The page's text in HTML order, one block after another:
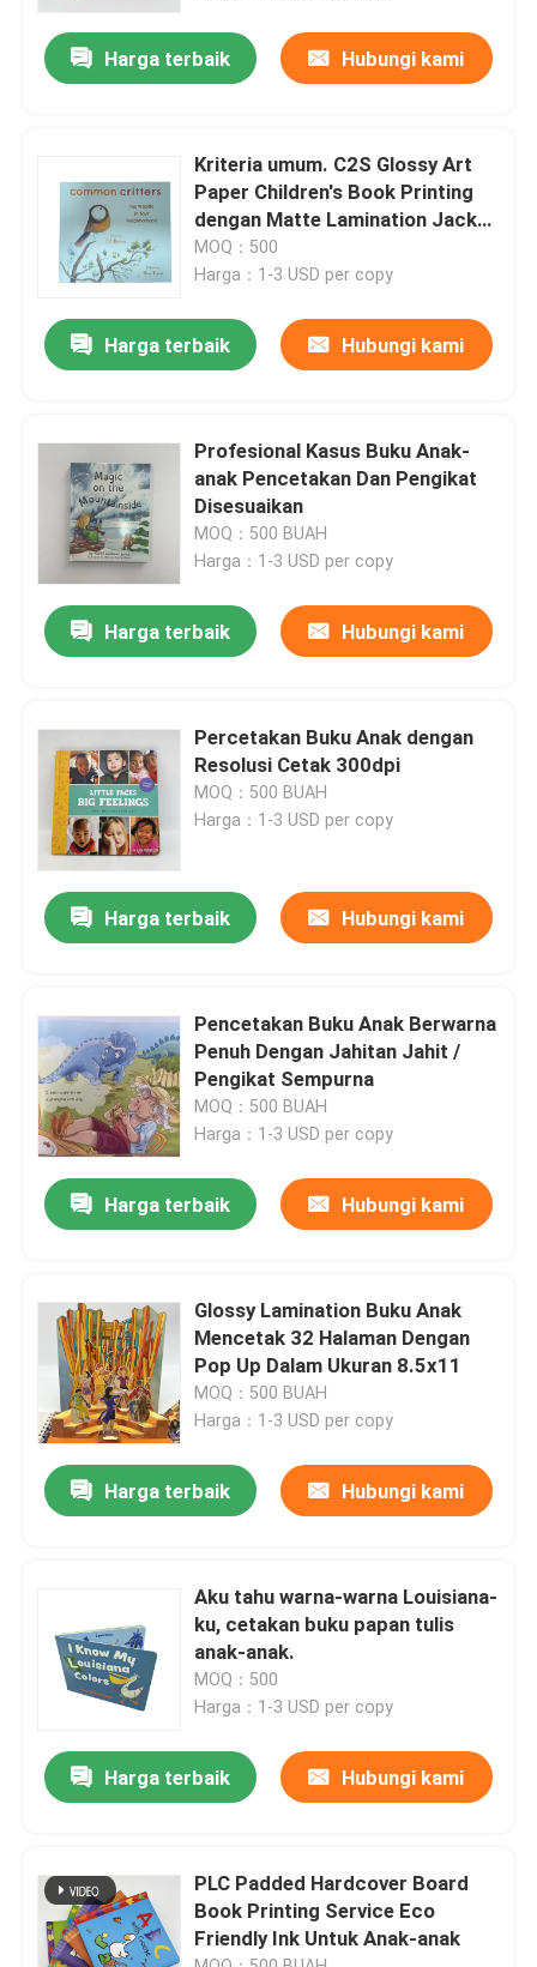
Produk
video
Tentang kami
Hubungi kami
Permintaan Penawaran
Percetakan Buku Meja Kopi
Pencetakan Kartu Tarot
Harga terbaik Hubungi kami
Kriteria umum. C2S Glossy Art
Paper Children's Book Printing
dengan Matte Lamination Jacket
Finish
MOQ：500
Harga：1-3 USD per copy
Harga terbaik Hubungi kami
Profesional Kasus Buku Anak-
anak Pencetakan Dan Pengikat
Disesuaikan
MOQ：500 BUAH
Harga：1-3 USD per copy
Harga terbaik Hubungi kami
Percetakan Buku Anak dengan
Resolusi Cetak 300dpi
MOQ：500 BUAH
Harga：1-3 USD per copy
Harga terbaik Hubungi kami
Pencetakan Buku Anak Berwarna
Penuh Dengan Jahitan Jahit /
Pengikat Sempurna
MOQ：500 BUAH
Harga：1-3 USD per copy
Harga terbaik Hubungi kami
Glossy Lamination Buku Anak
Mencetak 32 Halaman Dengan
Pop Up Dalam Ukuran 8.5x11
MOQ：500 BUAH
Harga：1-3 USD per copy
Harga terbaik Hubungi kami
Aku tahu warna-warna Louisiana-
ku, cetakan buku papan tulis
anak-anak.
MOQ：500
Harga：1-3 USD per copy
Harga terbaik Hubungi kami
PLC Padded Hardcover Board
Book Printing Service Eco
Friendly Ink Untuk Anak-anak